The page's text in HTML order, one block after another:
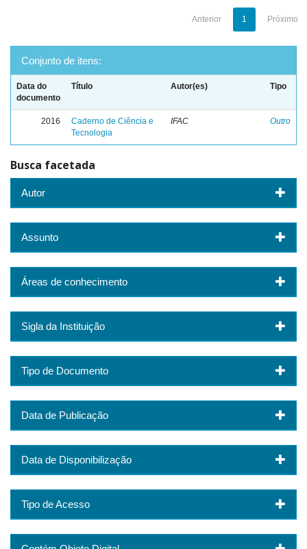
Anterior 1 Próximo
Conjunto de itens:
Data do
documento
Título Autor(es) Tipo
2016
Caderno de Ciência e
Tecnologia
IFAC Outro
Busca facetada
Autor
Assunto
Áreas de conhecimento
Sigla da Instituição
Tipo de Documento
Data de Publicação
Data de Disponibilização
Tipo de Acesso